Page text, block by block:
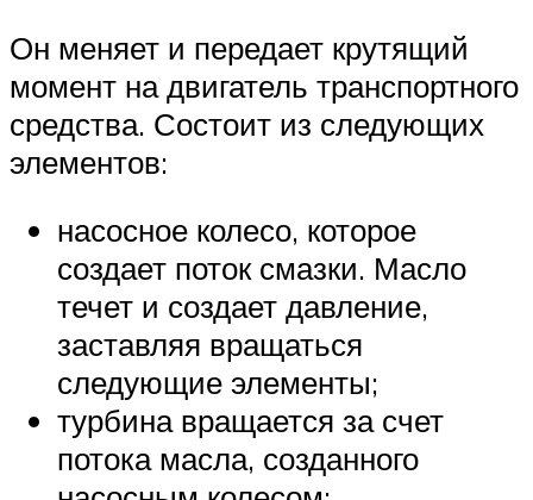
Он меняет и передает крутящий
момент на двигатель транспортного
средства. Состоит из следующих
элементов:
насосное колесо, которое
создает поток смазки. Масло
течет и создает давление,
заставляя вращаться
следующие элементы;
турбина вращается за счет
потока масла, созданного